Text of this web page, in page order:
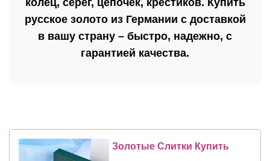
русское золото из Германии с доставкой
в вашу страну – быстро, надежно, с
гарантией качества.
Золотые Слитки Купить